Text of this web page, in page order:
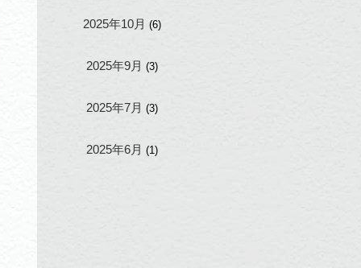
2025年10月 (6)
2025年9月 (3)
2025年7月 (3)
2025年6月 (1)